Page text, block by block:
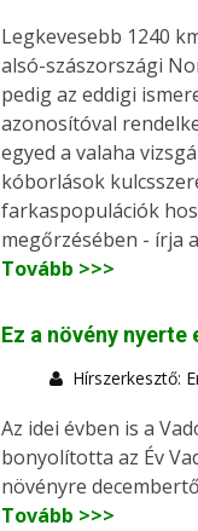
Legkevesebb 1240
alsó-szászországi
pedig az eddigi
azonosítóval
egyed a valaha
kóborlások
farkaspopulációk
megőrzésében - írja a
Tovább >>>
Ez a növény
Hírszerkesztő:
Az idei évben is a
bonyolította az Év
növényre
Tovább >>>